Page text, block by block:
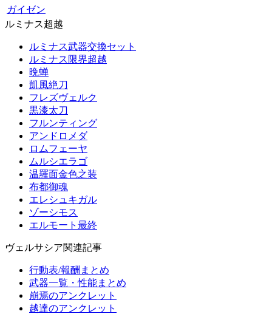
ガイゼン
ルミナス超越
ルミナス武器交換セット
ルミナス限界超越
晩蝉
凱風絶刀
フレズヴェルク
黒漆太刀
フルンティング
アンドロメダ
ロムフェーヤ
ムルシエラゴ
温羅面金色之装
布都御魂
エレシュキガル
ゾーシモス
エルモート最終
ヴェルサシア関連記事
行動表/報酬まとめ
武器一覧・性能まとめ
崩焉のアンクレット
越達のアンクレット